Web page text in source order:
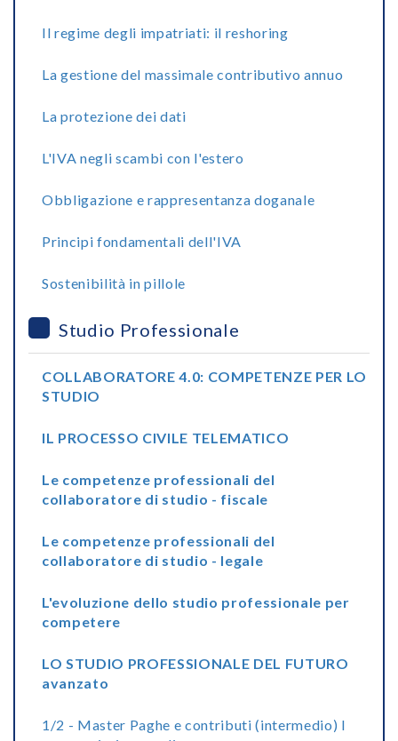
Il regime degli impatriati: il reshoring
La gestione del massimale contributivo annuo
La protezione dei dati
L'IVA negli scambi con l'estero
Obbligazione e rappresentanza doganale
Principi fondamentali dell'IVA
Sostenibilità in pillole
Studio Professionale
COLLABORATORE 4.0: COMPETENZE PER LO
STUDIO
IL PROCESSO CIVILE TELEMATICO
Le competenze professionali del
collaboratore di studio - fiscale
Le competenze professionali del
collaboratore di studio - legale
L'evoluzione dello studio professionale per
competere
LO STUDIO PROFESSIONALE DEL FUTURO
avanzato
1/2 - Master Paghe e contributi (intermedio) I